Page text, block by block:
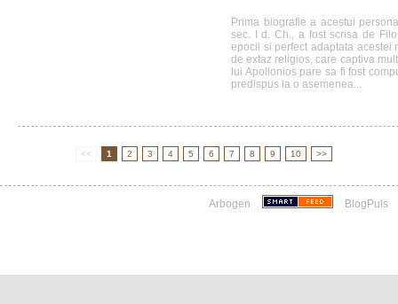
Prima biografie a acestui
sec. I d. Ch., a fost scrisa de
epocii si perfect adaptata acestei
de extaz religios, care captiva
lui Apollonios pare sa fi fost
predispus la o asemenea...
<< 1 2 3 4 5 6 7 8 9 10 >>
Arbogen BlogPuls